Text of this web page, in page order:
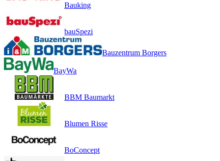
Bauking
bauSpezi
Bauzentrum Borgers
BayWa
BBM Baumarkt
Blumen Risse
BoConcept